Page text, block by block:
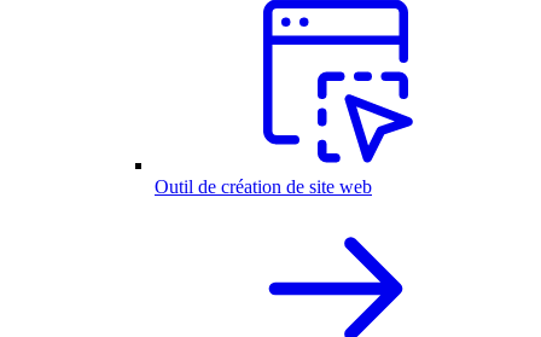
Outil de création de site web